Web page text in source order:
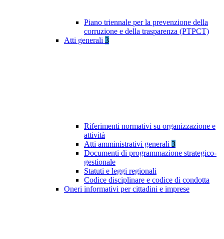
Piano triennale per la prevenzione della
corruzione e della trasparenza (PTPCT)
Atti generali 3
Riferimenti normativi su organizzazione e
attività
Atti amministrativi generali 3
Documenti di programmazione strategico-
gestionale
Statuti e leggi regionali
Codice disciplinare e codice di condotta
Oneri informativi per cittadini e imprese